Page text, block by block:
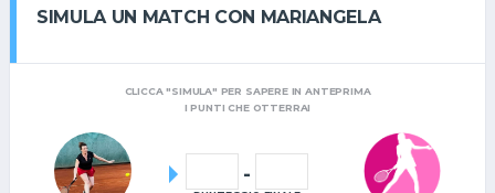
SIMULA UN MATCH CON MARIANGELA
CLICCA "SIMULA" PER SAPERE IN ANTEPRIMA
I PUNTI CHE OTTERRAI
-